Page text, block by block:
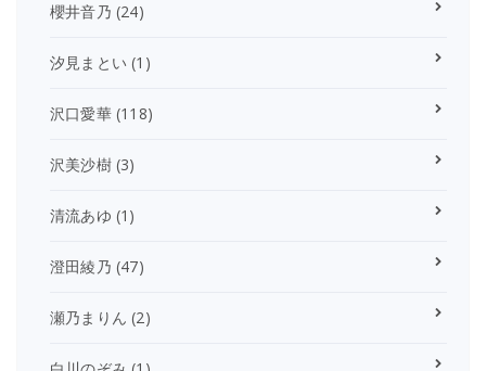
櫻井音乃 (24)
汐見まとい (1)
沢口愛華(118)
沢美沙樹(3)
清流あゆ (1)
澄田綾乃 (47)
瀬乃まりん (2)